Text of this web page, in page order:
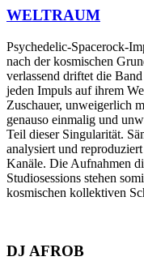
WELTRAUM
Psychedelic-Spacerock-
nach der kosmischen
verlassend driftet die
jeden Impuls auf ihrem
Zuschauer, unweigerlich
genauso einmalig und
Teil dieser Singularität.
analysiert und
Kanäle. Die Aufnahmen
Studiosessions stehen
kosmischen kollektiven
DJ AFROB